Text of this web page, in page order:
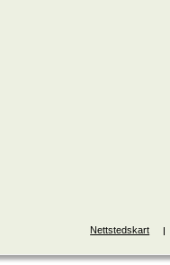
Nettstedskart